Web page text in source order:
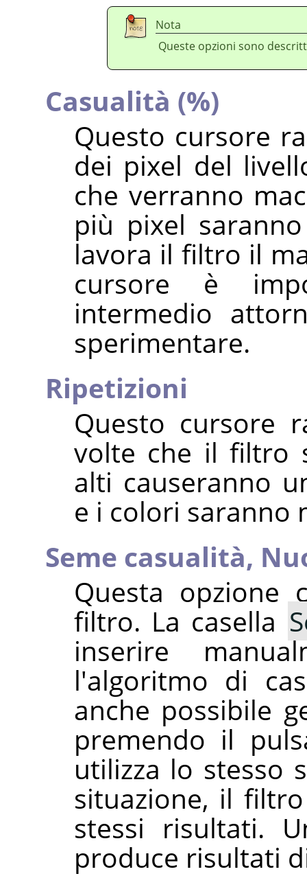
Nota
Queste opzioni sono
Casualità (%)
Questo cursore
dei pixel del
che verranno
più pixel
lavora il filtro il
cursore è
intermedio
sperimentare.
Ripetizioni
Questo cursore
volte che il filtro
alti causeranno
e i colori saranno
Seme casualità,
Questa opzione
filtro. La casella
inserire
l'algoritmo di
anche possibile
premendo il
utilizza lo stesso
situazione, il
stessi risultati.
produce risultati